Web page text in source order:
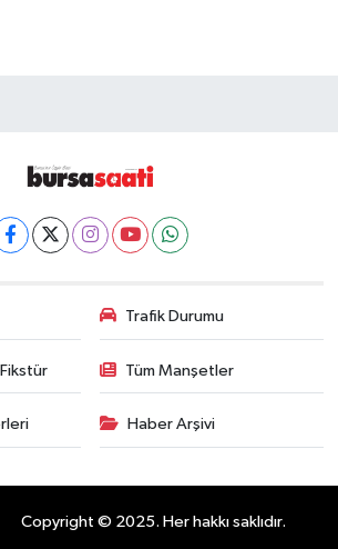
Trafik Durumu
Tüm Manşetler
Haber Arşivi
Copyright © 2025. Her hakkı saklıdır.